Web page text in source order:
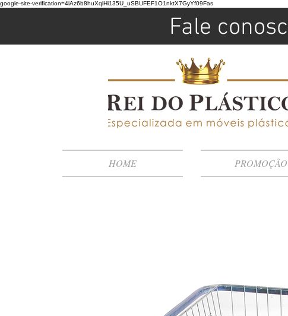
google-site-verification=4iAz6b8huXqlHi135U_uSBUFEF1O1nktX7GyYf09Fas
HOME PROMOÇÃO
Fale